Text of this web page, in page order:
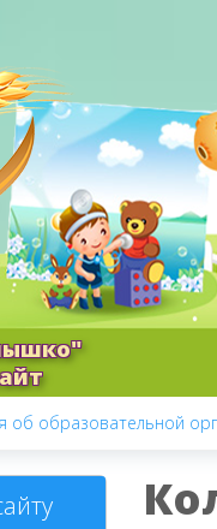
об образовательной